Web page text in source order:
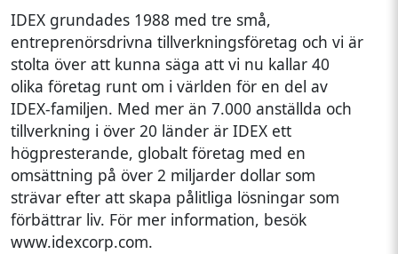
IDEX grundades 1988 med tre små,
entreprenörsdrivna tillverkningsföretag och vi är
stolta över att kunna säga att vi nu kallar 40
olika företag runt om i världen för en del av
IDEX-familjen. Med mer än 7.000 anställda och
tillverkning i över 20 länder är IDEX ett
högpresterande, globalt företag med en
omsättning på över 2 miljarder dollar som
strävar efter att skapa pålitliga lösningar som
förbättrar liv. För mer information, besök
www.idexcorp.com.